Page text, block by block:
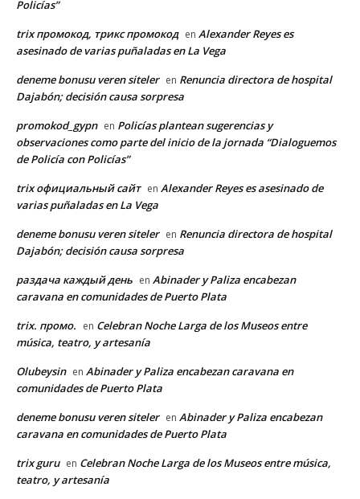
Policías”
trix промокод, трикс промокод en Alexander Reyes es
asesinado de varias puñaladas en La Vega
deneme bonusu veren siteler en Renuncia directora de hospital
Dajabón; decisión causa sorpresa
promokod_gypn en Policías plantean sugerencias y
observaciones como parte del inicio de la jornada “Dialoguemos
de Policía con Policías”
trix официальный сайт en Alexander Reyes es asesinado de
varias puñaladas en La Vega
deneme bonusu veren siteler en Renuncia directora de hospital
Dajabón; decisión causa sorpresa
раздача каждый день en Abinader y Paliza encabezan
caravana en comunidades de Puerto Plata
trix. промо. en Celebran Noche Larga de los Museos entre
música, teatro, y artesanía
Olubeysin en Abinader y Paliza encabezan caravana en
comunidades de Puerto Plata
deneme bonusu veren siteler en Abinader y Paliza encabezan
caravana en comunidades de Puerto Plata
trix guru en Celebran Noche Larga de los Museos entre música,
teatro, y artesanía